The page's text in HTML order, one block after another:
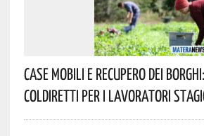
Case Mobili E Recupero Dei
Coldiretti Per I Lavoratori